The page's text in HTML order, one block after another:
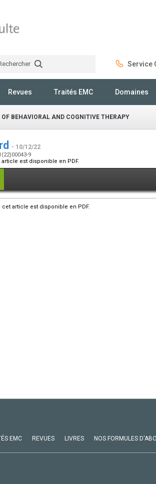
Service
Revues Traités EMC Domaines
OF BEHAVIORAL AND COGNITIVE THERAPY
- 10/12/22
9
est disponible en PDF.
article est disponible en PDF.
EMC REVUES LIVRES NOS FORMULES